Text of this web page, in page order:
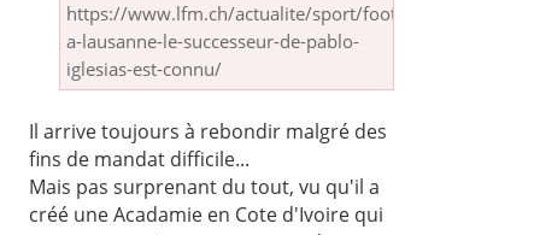
https://www.lfm.ch/actualite/sport/football-
a-lausanne-le-successeur-de-pablo-
iglesias-est-connu/
Il arrive toujours à rebondir malgré des
fins de mandat difficile...
Mais pas surprenant du tout, vu qu'il a
créé une Acadamie en Cote d'Ivoire qui